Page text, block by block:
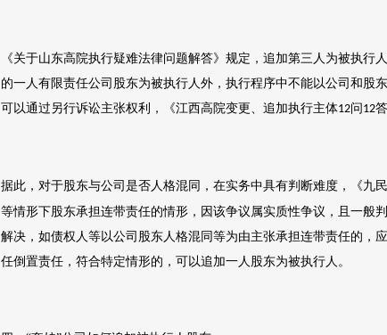
《关于山东高院执行疑难法律问题解答》规定，追加第三人为被执
的一人有限责任公司股东为被执行人外，执行程序中不能以公司和股
可以通过另行诉讼主张权利，《江西高院变更、追加执行主体12问 12
据此，对于股东与公司是否人格混同，在实务中具有判断难度，《九
等情形下股东承担连带责任的情形，因该争议属实质性争议，且一般
解决，如债权人等以公司股东人格混同等为由主张承担连带责任的，
任倒置责任，符合特定情形的，可以追加一人股东为被执行人。